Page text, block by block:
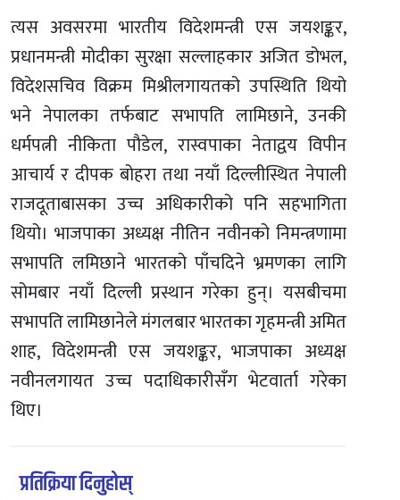
त्यस अवसरमा भारतीय विदेशमन्त्री एस जयशङ्कर,
प्रधानमन्त्री मोदीका सुरक्षा सल्लाहकार अजित डोभल,
विदेशसचिव विक्रम मिश्रीलगायतको उपस्थिति थियो
भने नेपालका तर्फबाट सभापति लामिछाने, उनकी
धर्मपत्नी नीकिता पौडेल, रास्वपाका नेताद्वय विपीन
आचार्य र दीपक बोहरा तथा नयाँ दिल्लीस्थित नेपाली
राजदूताबासका उच्च अधिकारीको पनि सहभागिता
थियो। भाजपाका अध्यक्ष नीतिन नवीनको निमन्त्रणामा
सभापति लमिछाने भारतको पाँचदिने भ्रमणका लागि
सोमबार नयाँ दिल्ली प्रस्थान गरेका हुन्। यसबीचमा
सभापति लामिछानेले मंगलबार भारतका गृहमन्त्री अमित
शाह, विदेशमन्त्री एस जयशङ्कर, भाजपाका अध्यक्ष
नवीनलगायत उच्च पदाधिकारीसँग भेटवार्ता गरेका
थिए।
प्रतिक्रिया दिनुहोस्